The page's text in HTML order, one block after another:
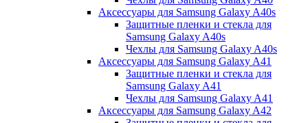
Аксессуары для Samsung Galaxy A40s
Защитные пленки и стекла для
Samsung Galaxy A40s
Чехлы для Samsung Galaxy A40s
Аксессуары для Samsung Galaxy A41
Защитные пленки и стекла для
Samsung Galaxy A41
Чехлы для Samsung Galaxy A41
Аксессуары для Samsung Galaxy A42